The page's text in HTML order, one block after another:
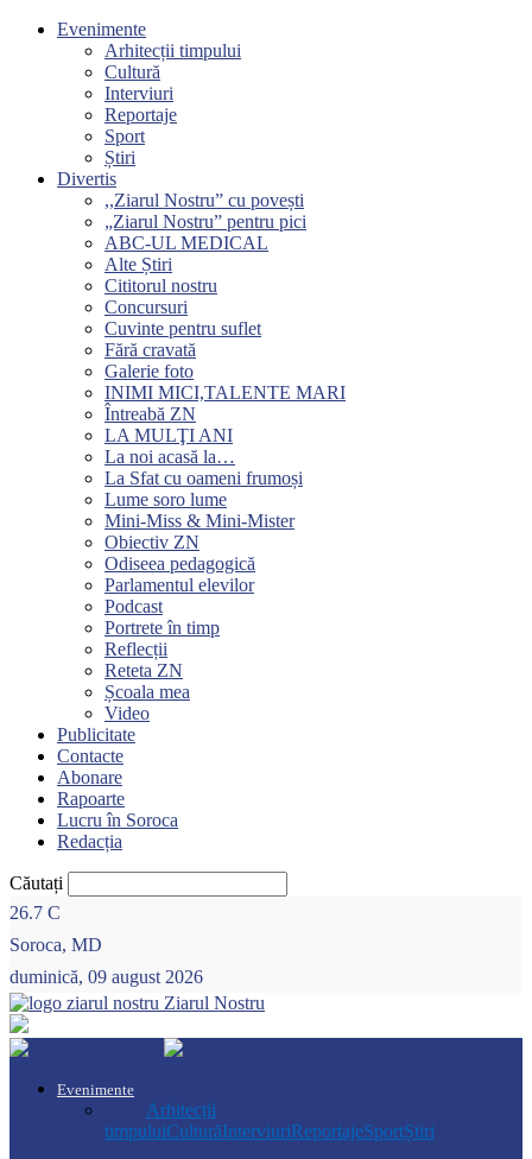
Evenimente
Arhitecții timpului
Cultură
Interviuri
Reportaje
Sport
Știri
Divertis
,,Ziarul Nostru” cu povești
„Ziarul Nostru” pentru pici
ABC-UL MEDICAL
Alte Știri
Cititorul nostru
Concursuri
Cuvinte pentru suflet
Fără cravată
Galerie foto
INIMI MICI,TALENTE MARI
Întreabă ZN
LA MULŢI ANI
La noi acasă la…
La Sfat cu oameni frumoși
Lume soro lume
Mini-Miss & Mini-Mister
Obiectiv ZN
Odiseea pedagogică
Parlamentul elevilor
Podcast
Portrete în timp
Reflecții
Reteta ZN
Școala mea
Video
Publicitate
Contacte
Abonare
Rapoarte
Lucru în Soroca
Redacția
Căutați
26.7 C
Soroca, MD
duminică, 09 august 2026
Ziarul Nostru
Evenimente
Arhitecții
timpuluiCulturăInterviuriReportajeSportȘtiri